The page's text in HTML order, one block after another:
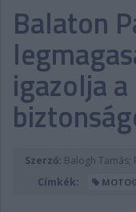
PODCAST
LIVE
DIGITÁLIS MAGAZIN
VERSENYNAPTÁRAK
Balaton
igazolja
Szerző: Balogh Tamás;
Címkék: